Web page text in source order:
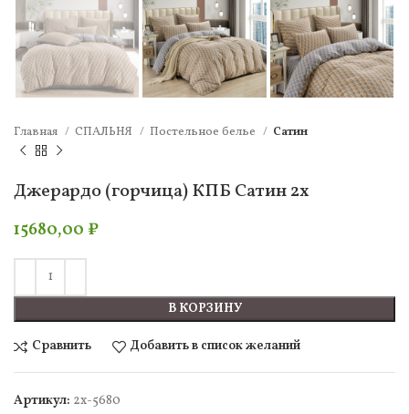
Главная СПАЛЬНЯ Постельное белье Сатин
Джерардо (горчица) КПБ Сатин 2х
15680,00 ₽
В КОРЗИНУ
Сравнить Добавить в список желаний
Артикул: 2х-5680